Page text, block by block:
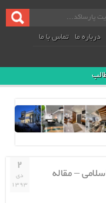
درباره ما تماس با ما
۲
دی
۱۳۹۳
– مقاله